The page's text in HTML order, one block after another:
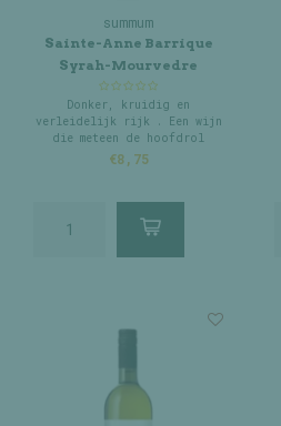
summum
Sainte-Anne Barrique
Syrah-Mourvedre
Donker, kruidig en
verleidelijk rijk . Een wijn
die meteen de hoofdrol
opeist.
€8,75